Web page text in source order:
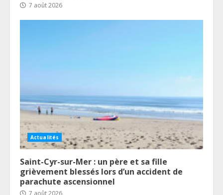
7 août 2026
Actualités
Saint-Cyr-sur-Mer : un père et sa fille
grièvement blessés lors d’un accident de
parachute ascensionnel
7 août 2026